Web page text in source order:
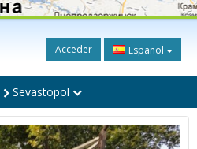
Acceder Español
Sevastopol